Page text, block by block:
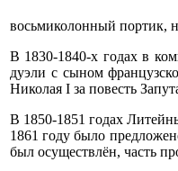
восьмиколонный портик,
В 1830-1840-х годах в
дуэли с сыном
Николая I за повесть
В 1850-1851 годах
1861 году было
был осуществлён, часть